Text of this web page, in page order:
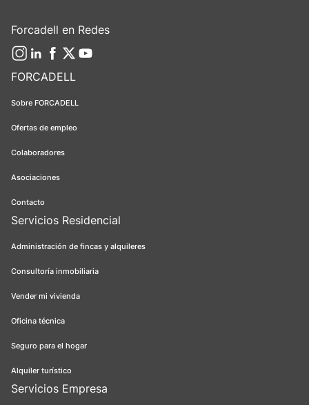
FORCADELL
Sobre FORCADELL
Ofertas de empleo
Colaboradores
Asociaciones
Contacto
Servicios Residencial
Administración de fincas y alquileres
Consultoría inmobiliaria
Vender mi vivienda
Oficina técnica
Seguro para el hogar
Alquiler turístico
Servicios Empresa
Forcadell en Redes